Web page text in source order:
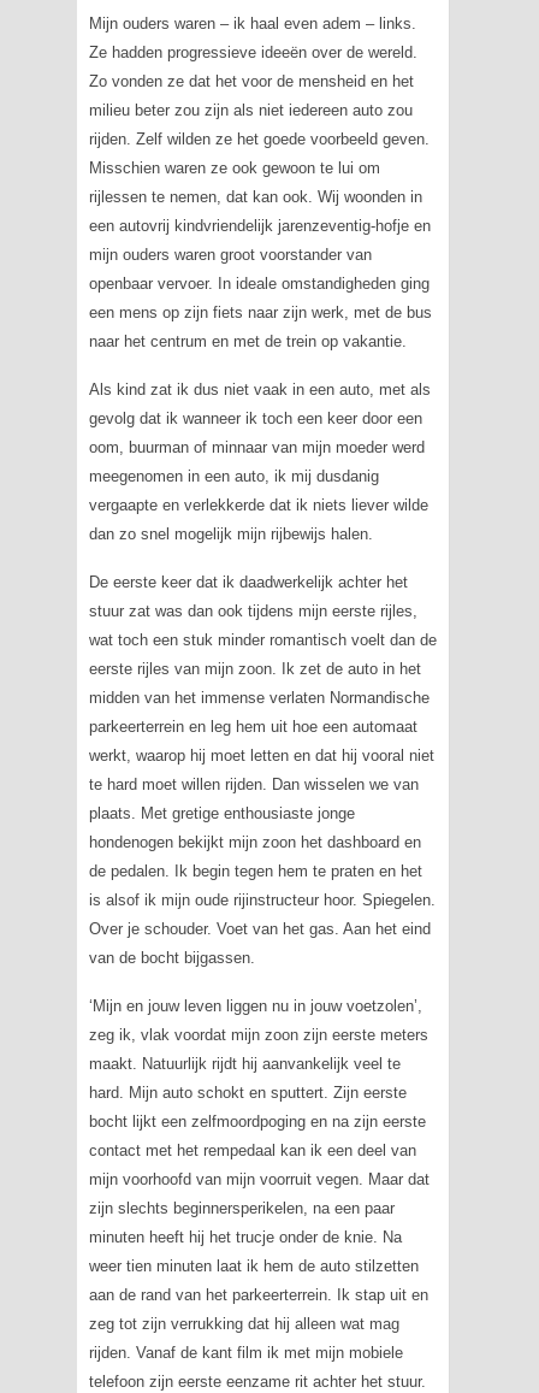
Mijn ouders waren – ik haal even adem – links.
Ze hadden progressieve ideeën over de wereld.
Zo vonden ze dat het voor de mensheid en het
milieu beter zou zijn als niet iedereen auto zou
rijden. Zelf wilden ze het goede voorbeeld geven.
Misschien waren ze ook gewoon te lui om
rijlessen te nemen, dat kan ook. Wij woonden in
een autovrij kindvriendelijk jarenzeventig-hofje en
mijn ouders waren groot voorstander van
openbaar vervoer. In ideale omstandigheden ging
een mens op zijn fiets naar zijn werk, met de bus
naar het centrum en met de trein op vakantie.
Als kind zat ik dus niet vaak in een auto, met als
gevolg dat ik wanneer ik toch een keer door een
oom, buurman of minnaar van mijn moeder werd
meegenomen in een auto, ik mij dusdanig
vergaapte en verlekkerde dat ik niets liever wilde
dan zo snel mogelijk mijn rijbewijs halen.
De eerste keer dat ik daadwerkelijk achter het
stuur zat was dan ook tijdens mijn eerste rijles,
wat toch een stuk minder romantisch voelt dan de
eerste rijles van mijn zoon. Ik zet de auto in het
midden van het immense verlaten Normandische
parkeerterrein en leg hem uit hoe een automaat
werkt, waarop hij moet letten en dat hij vooral niet
te hard moet willen rijden. Dan wisselen we van
plaats. Met gretige enthousiaste jonge
hondenogen bekijkt mijn zoon het dashboard en
de pedalen. Ik begin tegen hem te praten en het
is alsof ik mijn oude rijinstructeur hoor. Spiegelen.
Over je schouder. Voet van het gas. Aan het eind
van de bocht bijgassen.
‘Mijn en jouw leven liggen nu in jouw voetzolen’,
zeg ik, vlak voordat mijn zoon zijn eerste meters
maakt. Natuurlijk rijdt hij aanvankelijk veel te
hard. Mijn auto schokt en sputtert. Zijn eerste
bocht lijkt een zelfmoordpoging en na zijn eerste
contact met het rempedaal kan ik een deel van
mijn voorhoofd van mijn voorruit vegen. Maar dat
zijn slechts beginnersperikelen, na een paar
minuten heeft hij het trucje onder de knie. Na
weer tien minuten laat ik hem de auto stilzetten
aan de rand van het parkeerterrein. Ik stap uit en
zeg tot zijn verrukking dat hij alleen wat mag
rijden. Vanaf de kant film ik met mijn mobiele
telefoon zijn eerste eenzame rit achter het stuur.